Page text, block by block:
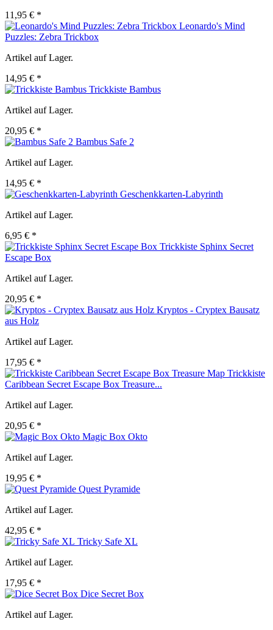
11,95 € *
Leonardo's Mind
Puzzles: Zebra Trickbox
Artikel auf Lager.
14,95 € *
Trickkiste Bambus
Artikel auf Lager.
20,95 € *
Bambus Safe 2
Artikel auf Lager.
14,95 € *
Geschenkkarten-Labyrinth
Artikel auf Lager.
6,95 € *
Trickkiste Sphinx Secret
Escape Box
Artikel auf Lager.
20,95 € *
Kryptos - Cryptex Bausatz
aus Holz
Artikel auf Lager.
17,95 € *
Trickkiste
Caribbean Secret Escape Box Treasure...
Artikel auf Lager.
20,95 € *
Magic Box Okto
Artikel auf Lager.
19,95 € *
Quest Pyramide
Artikel auf Lager.
42,95 € *
Tricky Safe XL
Artikel auf Lager.
17,95 € *
Dice Secret Box
Artikel auf Lager.